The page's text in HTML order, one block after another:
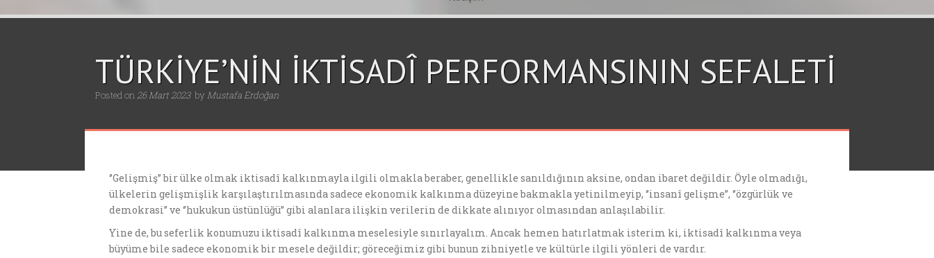
TÜRKİYE’NİN İKTİSADÎ PERFORMANSININ SEFALETİ
Posted on 26 Mart 2023 by Mustafa Erdoğan
‘’Gelişmiş’’ bir ülke olmak iktisadî kalkınmayla ilgili olmakla beraber, genellikle sanıldığının aksine, ondan ibaret değildir. Öyle olmadığı,
ülkelerin gelişmişlik karşılaştırılmasında sadece ekonomik kalkınma düzeyine bakmakla yetinilmeyip, ‘’insanî gelişme’’, ‘’özgürlük ve
demokrasi’’ ve ‘’hukukun üstünlüğü’’ gibi alanlara ilişkin verilerin de dikkate alınıyor olmasından anlaşılabilir.
Yine de, bu seferlik konumuzu iktisadî kalkınma meselesiyle sınırlayalım. Ancak hemen hatırlatmak isterim ki, iktisadî kalkınma veya
büyüme bile sadece ekonomik bir mesele değildir; göreceğimiz gibi bunun zihniyetle ve kültürle ilgili yönleri de vardır.